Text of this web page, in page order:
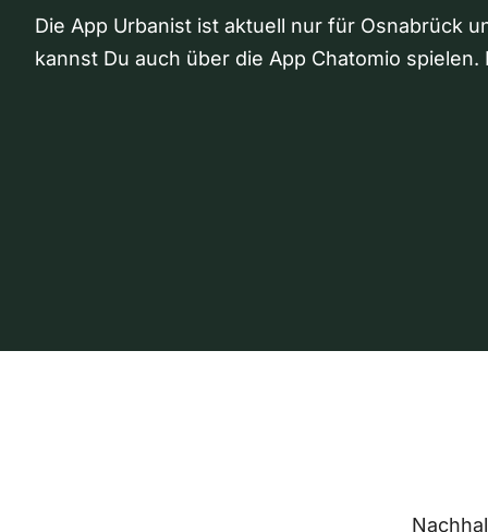
Die App Urbanist ist aktuell nur für Osnabrück
kannst Du auch über die App Chatomio